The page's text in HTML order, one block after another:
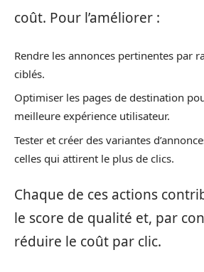
coût. Pour l’améliorer :
Rendre les annonces pertinentes par
ciblés.
Optimiser les pages de destination
meilleure expérience utilisateur.
Tester et créer des variantes
celles qui attirent le plus de clics.
Chaque de ces actions
le score de qualité et, par
réduire le coût par clic.